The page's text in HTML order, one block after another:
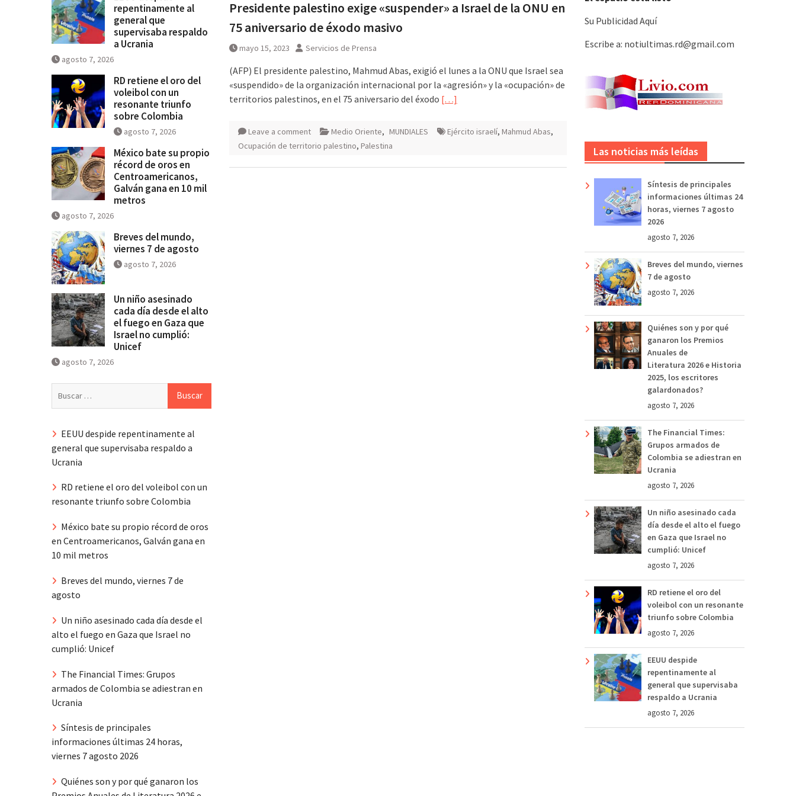
Presidente palestino exige «suspender» a Israel de la ONU en
75 aniversario de éxodo masivo
mayo 15, 2023 Servicios de Prensa
(AFP) El presidente palestino, Mahmud Abas, exigió el lunes a la ONU que Israel sea
«suspendido» de la organización internacional por la «agresión» y la «ocupación» de
territorios palestinos, en el 75 aniversario del éxodo […]
Leave a comment Medio Oriente, MUNDIALES Ejército israelí, Mahmud Abas,
Ocupación de territorio palestino, Palestina
Su Publicidad Aquí
Escribe a: notiultimas.rd@gmail.com
Las noticias más leídas
Síntesis de principales
informaciones últimas 24
horas, viernes 7 agosto
2026
agosto 7, 2026
Breves del mundo, viernes
7 de agosto
agosto 7, 2026
Quiénes son y por qué
ganaron los Premios
Anuales de
Literatura 2026 e Historia
2025, los escritores
galardonados?
agosto 7, 2026
The Financial Times:
Grupos armados de
Colombia se adiestran en
Ucrania
agosto 7, 2026
Un niño asesinado cada
día desde el alto el fuego
en Gaza que Israel no
cumplió: Unicef
agosto 7, 2026
RD retiene el oro del
voleibol con un resonante
triunfo sobre Colombia
agosto 7, 2026
EEUU despide
repentinamente al
general que supervisaba
respaldo a Ucrania
agosto 7, 2026
repentinamente al
general que
supervisaba respaldo
a Ucrania
agosto 7, 2026
RD retiene el oro del
voleibol con un
resonante triunfo
sobre Colombia
agosto 7, 2026
México bate su propio
récord de oros en
Centroamericanos,
Galván gana en 10 mil
metros
agosto 7, 2026
Breves del mundo,
viernes 7 de agosto
agosto 7, 2026
Un niño asesinado
cada día desde el alto
el fuego en Gaza que
Israel no cumplió:
Unicef
agosto 7, 2026
EEUU despide repentinamente al
general que supervisaba respaldo a
Ucrania
RD retiene el oro del voleibol con un
resonante triunfo sobre Colombia
México bate su propio récord de oros
en Centroamericanos, Galván gana en
10 mil metros
Breves del mundo, viernes 7 de
agosto
Un niño asesinado cada día desde el
alto el fuego en Gaza que Israel no
cumplió: Unicef
The Financial Times: Grupos
armados de Colombia se adiestran en
Ucrania
Síntesis de principales
informaciones últimas 24 horas,
viernes 7 agosto 2026
Quiénes son y por qué ganaron los